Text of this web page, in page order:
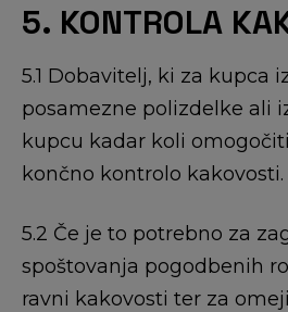
5. KONTROLA
5.1 Dobavitelj, ki za kupca
posamezne polizdelke ali
kupcu kadar koli
končno kontrolo kakovosti.
5.2 Če je to potrebno za
spoštovanja pogodbenih
ravni kakovosti ter za